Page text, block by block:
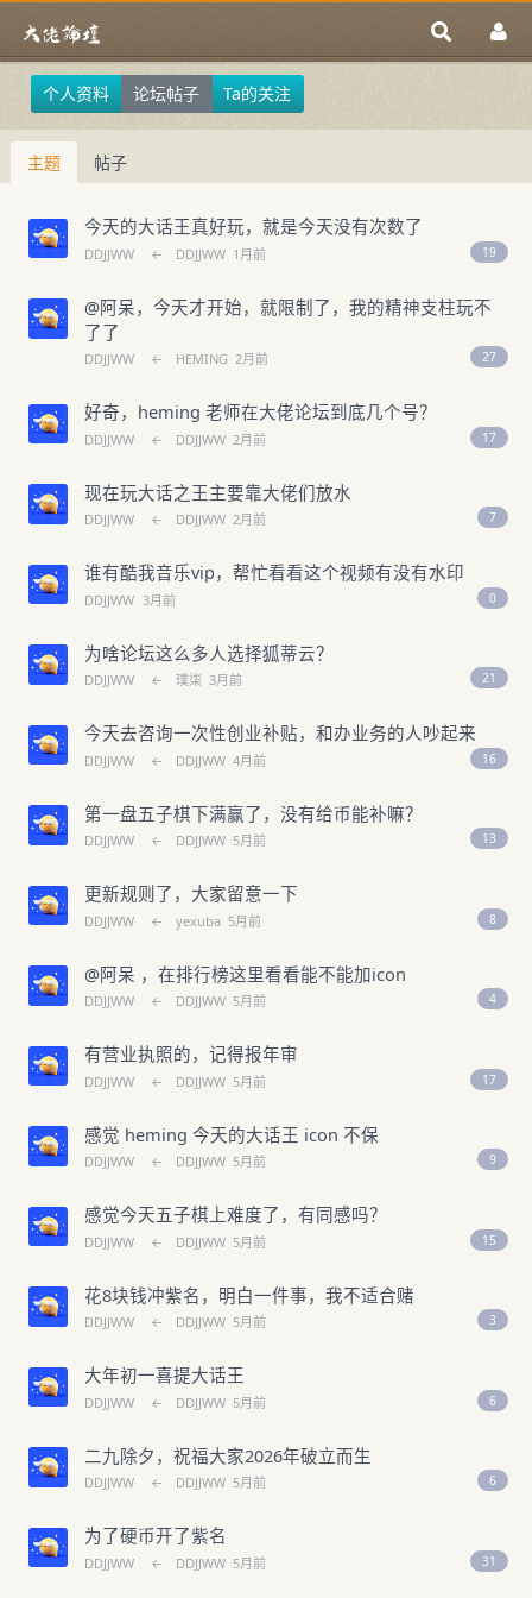
个人资料 论坛帖子 Ta的关注
主题 帖子
今天的大话王真好玩，就是今天没有次数了
DDJJWW ← DDJJWW 1月前 19
@阿呆，今天才开始，就限制了，我的精神支柱玩不
了了
DDJJWW ← HEMING 2月前 27
好奇，heming 老师在大佬论坛到底几个号？
DDJJWW ← DDJJWW 2月前 17
现在玩大话之王主要靠大佬们放水
DDJJWW ← DDJJWW 2月前 7
谁有酷我音乐vip，帮忙看看这个视频有没有水印
DDJJWW 3月前 0
为啥论坛这么多人选择狐蒂云？
DDJJWW ← 璞柒 3月前 21
今天去咨询一次性创业补贴，和办业务的人吵起来
DDJJWW ← DDJJWW 4月前 16
第一盘五子棋下满赢了，没有给币能补嘛？
DDJJWW ← DDJJWW 5月前 13
更新规则了，大家留意一下
DDJJWW ← yexuba 5月前 8
@阿呆 ，在排行榜这里看看能不能加icon
DDJJWW ← DDJJWW 5月前 4
有营业执照的，记得报年审
DDJJWW ← DDJJWW 5月前 17
感觉 heming 今天的大话王 icon 不保
DDJJWW ← DDJJWW 5月前 9
感觉今天五子棋上难度了，有同感吗？
DDJJWW ← DDJJWW 5月前 15
花8块钱冲紫名，明白一件事，我不适合赌
DDJJWW ← DDJJWW 5月前 3
大年初一喜提大话王
DDJJWW ← DDJJWW 5月前 6
二九除夕，祝福大家2026年破立而生
DDJJWW ← DDJJWW 5月前 6
为了硬币开了紫名
DDJJWW ← DDJJWW 5月前 31